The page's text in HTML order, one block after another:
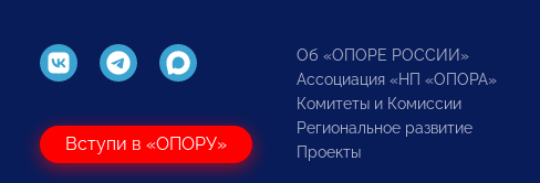
Вступи в «ОПОРУ»
Об «ОПОРЕ РОССИИ»
Ассоциация «НП «ОПОРА»
Комитеты и Комиссии
Региональное развитие
Проекты